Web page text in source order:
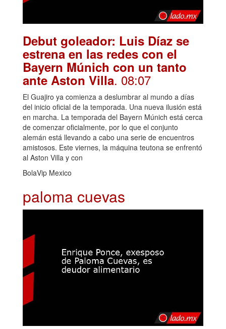
Debut goleador: Luis Díaz se
estrena en las redes con el
Bayern Múnich con un tanto
ante Aston Villa. 08:07
El Guajiro ya comienza a deslumbrar al mundo a días
del inicio oficial de la temporada. Una nueva ilusión está
en marcha. La temporada del Bayern Múnich está cerca
de comenzar oficialmente, por lo que el conjunto
alemán está llevando a cabo una serie de encuentros
amistosos. Este viernes, la máquina teutona se enfrentó
al Aston Villa y con
BolaVip Mexico
paloma cuevas